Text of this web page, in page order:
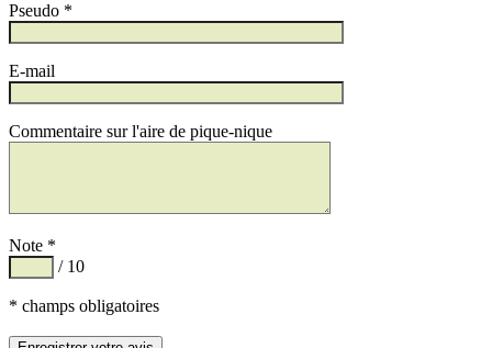
Pseudo *
E-mail
Commentaire sur l'aire de pique-nique
Note *
/ 10
* champs obligatoires